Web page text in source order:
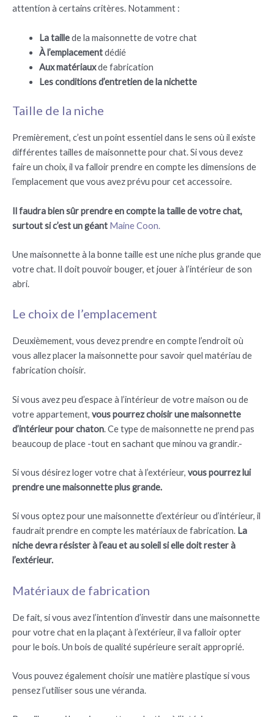
attention à certains critères. Notamment :
La taillede la maisonnette de votre chat
À l’emplacementdédié
Aux matériauxde fabrication
Les conditions d’entretien de la nichette
Taille de la niche
Premièrement, c’est un point essentiel dans le sens où il existe
différentes tailles de maisonnette pour chat. Si vous devez
faire un choix, il va falloir prendre en compte les dimensions de
l’emplacement que vous avez prévu pour cet accessoire.
Il faudra bien sûr prendre en compte la taille de votre chat,
surtout si c’est un géant Maine Coon.
Une maisonnette à la bonne taille est une niche plus grande que
votre chat. Il doit pouvoir bouger, et jouer à l’intérieur de son
abri.
Le choix de l’emplacement
Deuxièmement, vous devez prendre en compte l’endroit où
vous allez placer la maisonnette pour savoir quel matériau de
fabrication choisir.
Si vous avez peu d’espace à l’intérieur de votre maison ou de
votre appartement, vous pourrez choisir une maisonnette
d’intérieur pour chaton. Ce type de maisonnette ne prend pas
beaucoup de place -tout en sachant que minou va grandir.-
Si vous désirez loger votre chat à l’extérieur, vous pourrez lui
prendre une maisonnette plus grande.
Si vous optez pour une maisonnette d’extérieur ou d’intérieur, il
faudrait prendre en compte les matériaux de fabrication. La
niche devra résister à l’eau et au soleil si elle doit rester à
l’extérieur.
Matériaux de fabrication
De fait, si vous avez l’intention d’investir dans une maisonnette
pour votre chat en la plaçant à l’extérieur, il va falloir opter
pour le bois. Un bois de qualité supérieure serait approprié.
Vous pouvez également choisir une matière plastique si vous
pensez l’utiliser sous une véranda.